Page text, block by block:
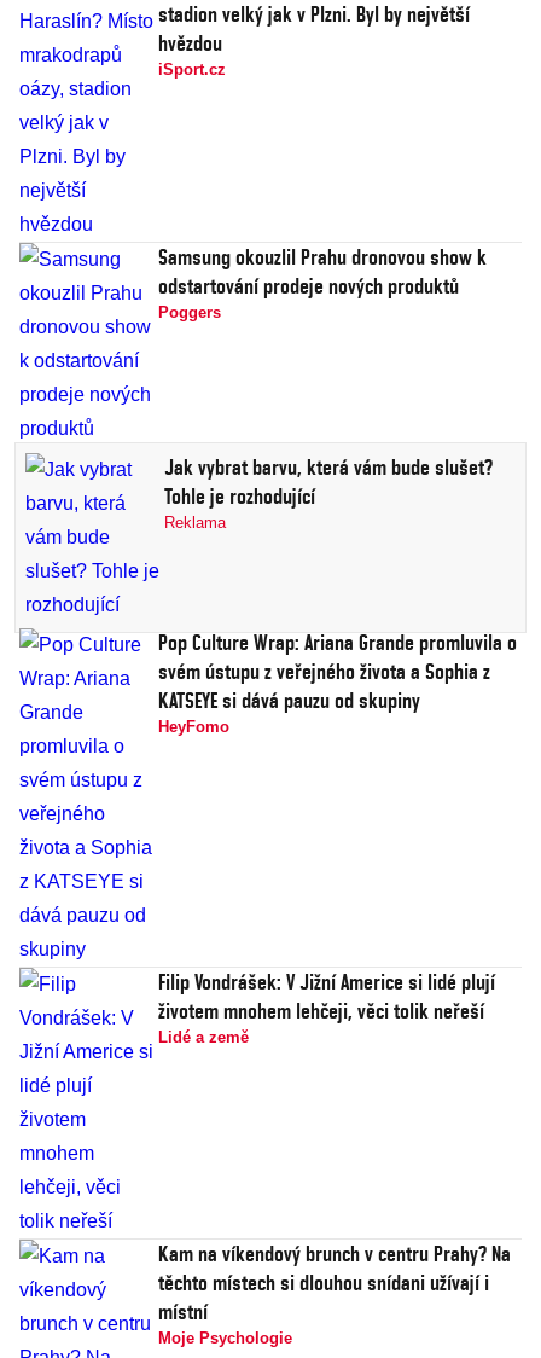
stadion velký jak v Plzni. Byl by největší
hvězdou
iSport.cz
Samsung okouzlil Prahu dronovou show k
odstartování prodeje nových produktů
Poggers
Jak vybrat barvu, která vám bude slušet?
Tohle je rozhodující
Reklama
Pop Culture Wrap: Ariana Grande promluvila o
svém ústupu z veřejného života a Sophia z
KATSEYE si dává pauzu od skupiny
HeyFomo
Filip Vondrášek: V Jižní Americe si lidé plují
životem mnohem lehčeji, věci tolik neřeší
Lidé a země
Kam na víkendový brunch v centru Prahy? Na
těchto místech si dlouhou snídani užívají i
místní
Moje Psychologie